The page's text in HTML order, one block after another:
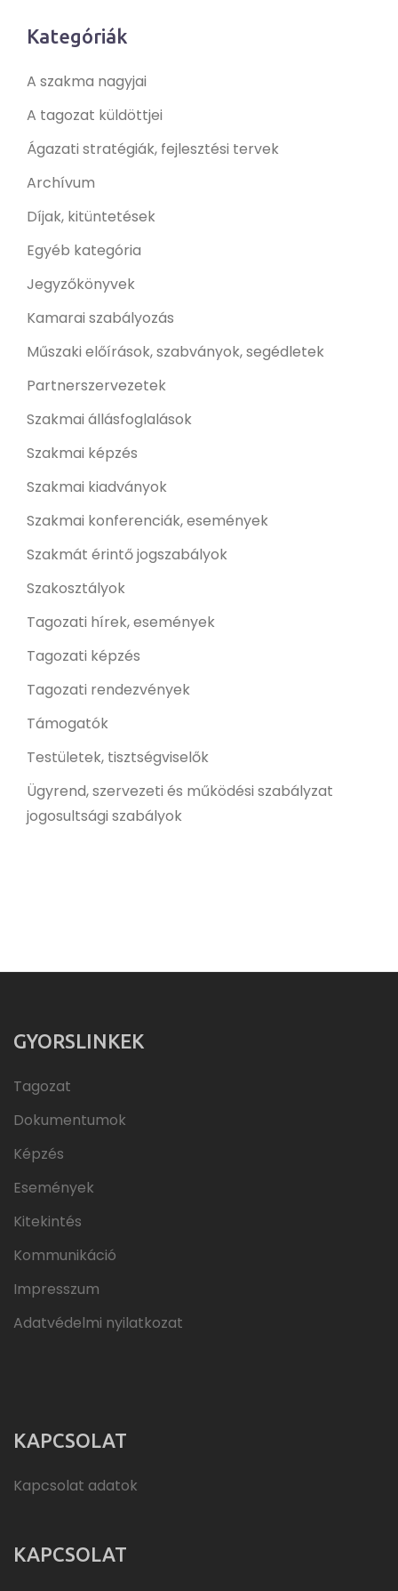
Kategóriák
A szakma nagyjai
A tagozat küldöttjei
Ágazati stratégiák, fejlesztési tervek
Archívum
Díjak, kitüntetések
Egyéb kategória
Jegyzőkönyvek
Kamarai szabályozás
Műszaki előírások, szabványok, segédletek
Partnerszervezetek
Szakmai állásfoglalások
Szakmai képzés
Szakmai kiadványok
Szakmai konferenciák, események
Szakmát érintő jogszabályok
Szakosztályok
Tagozati hírek, események
Tagozati képzés
Tagozati rendezvények
Támogatók
Testületek, tisztségviselők
Ügyrend, szervezeti és működési szabályzat
jogosultsági szabályok
GYORSLINKEK
Tagozat
Dokumentumok
Képzés
Események
Kitekintés
Kommunikáció
Impresszum
Adatvédelmi nyilatkozat
KAPCSOLAT
Kapcsolat adatok
KAPCSOLAT